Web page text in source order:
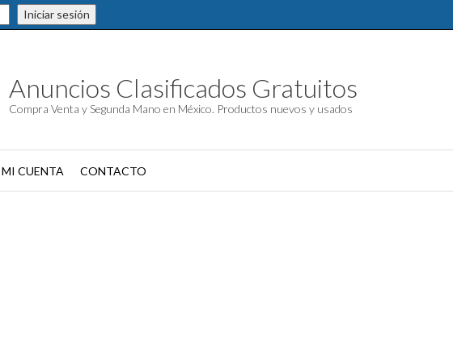
Iniciar sesión
Anuncios Clasificados Gratuitos
Compra Venta y Segunda Mano en México. Productos nuevos y usados
MI CUENTA CONTACTO